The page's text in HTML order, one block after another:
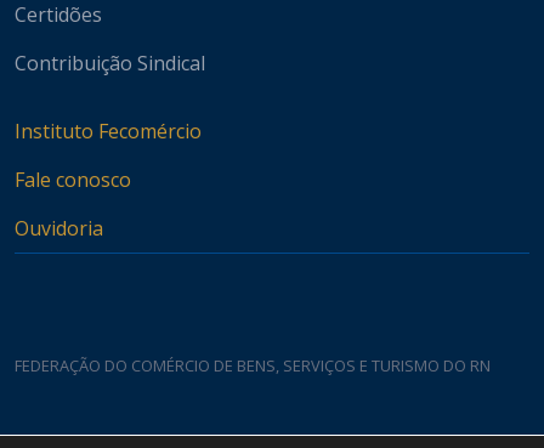
Certidões
Contribuição Sindical
Instituto Fecomércio
Fale conosco
Ouvidoria
FEDERAÇÃO DO COMÉRCIO DE BENS, SERVIÇOS E TURISMO DO RN